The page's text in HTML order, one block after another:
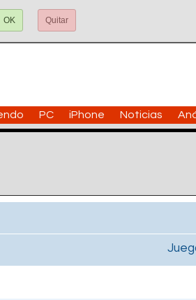
OK Quitar
PC iPhone Noticias